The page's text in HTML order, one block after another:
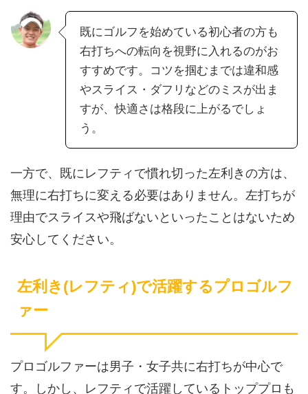
既にゴルフを始めている初心者の方も
右打ちへの転向を視野に入れるのがお
すすめです。コツを掴むまでは違和感
やスライス・ダフリなどのミスが出ま
すが、快適さは格段に上がるでしょ
う。
一方で、既にレフティで慣れ切った左利きの方は、
無理に右打ちに変える必要はありません。左打ちが
理由でスライスや飛ばないといったことはないため
安心してください。
左利き(レフティ)で活躍するプロゴルフ
ァー
プロゴルファーは男子・女子共に右打ちが中心で
す。しかし、レフティで活躍しているトッププロも